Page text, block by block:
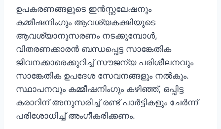
ഉപകരണങ്ങളുടെ ഇൻസ്റ്റലേഷനും
കമ്മീഷനിംഗും ആവശ്യകക്ഷിയുടെ
ആവശ്യാനുസരണം നടക്കുമ്പോൾ,
വിതരണക്കാരൻ ബന്ധപ്പെട്ട സാങ്കേതിക
ജീവനക്കാരെക്കുറിച്ച് സൗജന്യ പരിശീലനവും
സാങ്കേതിക ഉപദേശ സേവനങ്ങളും നൽകും.
സ്ഥാപനവും കമ്മീഷനിംഗും കഴിഞ്ഞ്, ഒപ്പിട്ട
കരാറിന് അനുസരിച്ച് രണ്ട് പാർട്ടികളും ചേർന്ന്
പരിശോധിച്ച് അംഗീകരിക്കണം.